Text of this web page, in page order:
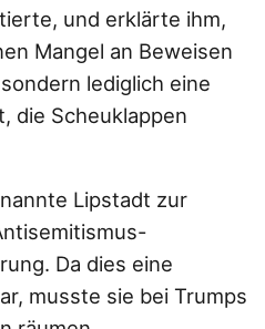
und erklärte ihm,
Mangel an Beweisen
lediglich eine
die Scheuklappen
Lipstadt zur
Da dies eine
musste sie bei Trumps